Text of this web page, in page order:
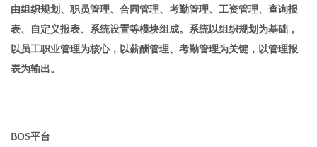
由组织规划、职员管理、合同管理、考勤管理、工资管理、查询报
表、自定义报表、系统设置等模块组成。系统以组织规划为基础，
以员工职业管理为核心，以薪酬管理、考勤管理为关键，以管理报
表为输出。
BOS平台